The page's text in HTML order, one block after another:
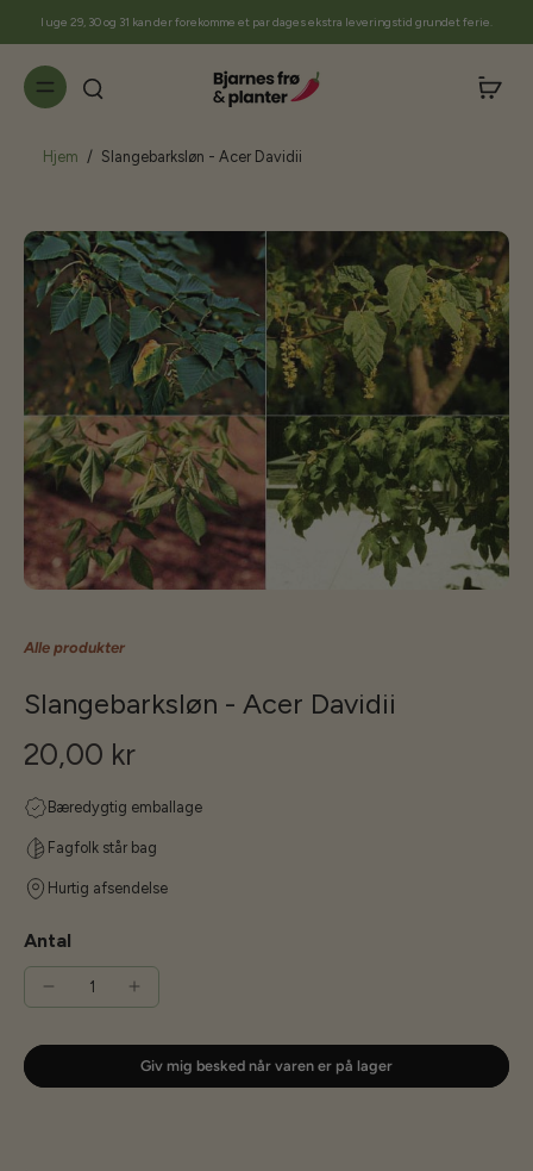
I uge 29, 30 og 31 kan der forekomme et par dages ekstra leveringstid grundet ferie.
Hjem / Slangebarksløn - Acer Davidii
Alle produkter
Slangebarksløn - Acer Davidii
20,00 kr
Bæredygtig emballage
Fagfolk står bag
Hurtig afsendelse
Antal
Giv mig besked når varen er på lager